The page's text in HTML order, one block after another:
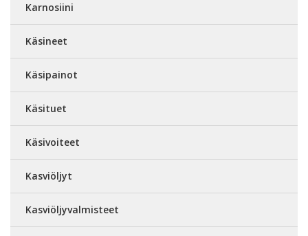
Karnosiini
Käsineet
Käsipainot
Käsituet
Käsivoiteet
Kasviöljyt
Kasviöljyvalmisteet